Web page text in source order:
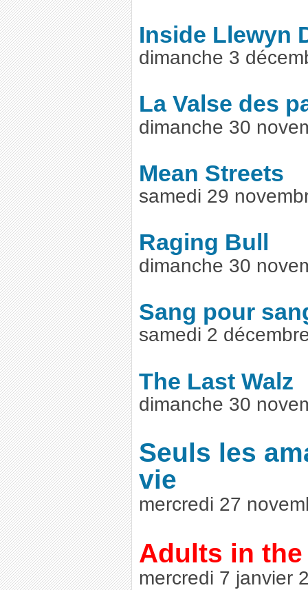
Inside Llewyn
dimanche 3
La Valse des
dimanche 30
Mean Streets
samedi 29
Raging Bull
dimanche 30
Sang pour
samedi 2
The Last Walz
dimanche 30
Seuls les
vie
mercredi 27
Adults in the
mercredi 7 janvier